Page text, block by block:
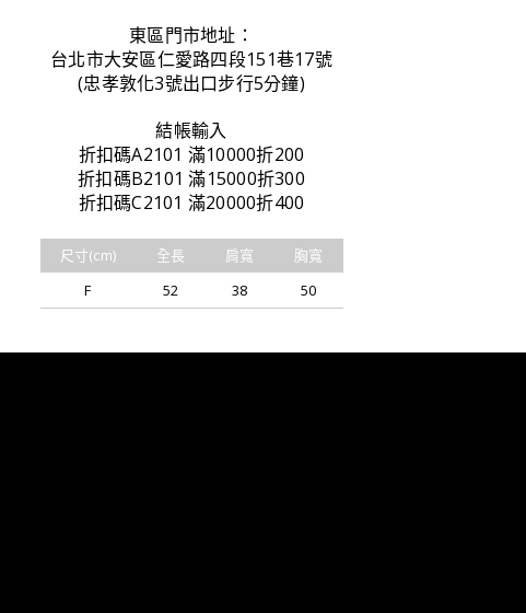
東區門市地址：
台北市大安區仁愛路四段151巷17號
(忠孝敦化3號出口步行5分鐘)
結帳輸入
折扣碼A2101 滿10000折200
折扣碼B2101 滿15000折300
折扣碼C2101 滿20000折400
尺寸(cm) 全長 肩寬
胸寬
F
52 38 50